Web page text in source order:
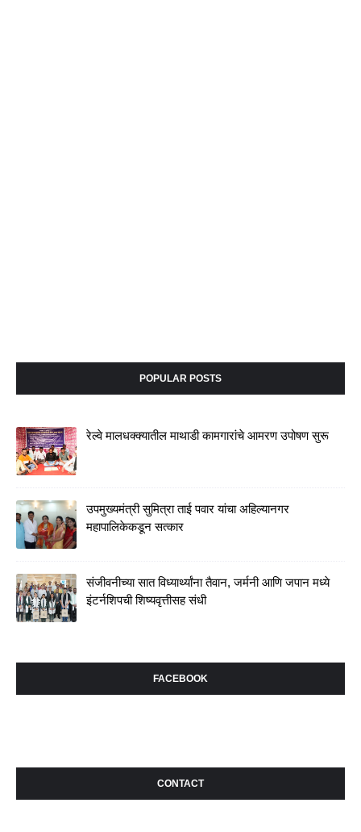
POPULAR POSTS
रेल्वे मालधक्क्यातील माथाडी कामगारांचे आमरण उपोषण सुरू
उपमुख्यमंत्री सुमित्रा ताई पवार यांचा अहिल्यानगर
महापालिकेकडून सत्कार
संजीवनीच्या सात विध्यार्थ्यांना तैवान, जर्मनी आणि जपान मध्ये
इंटर्नशिपची शिष्यवृत्तीसह संधी
FACEBOOK
CONTACT